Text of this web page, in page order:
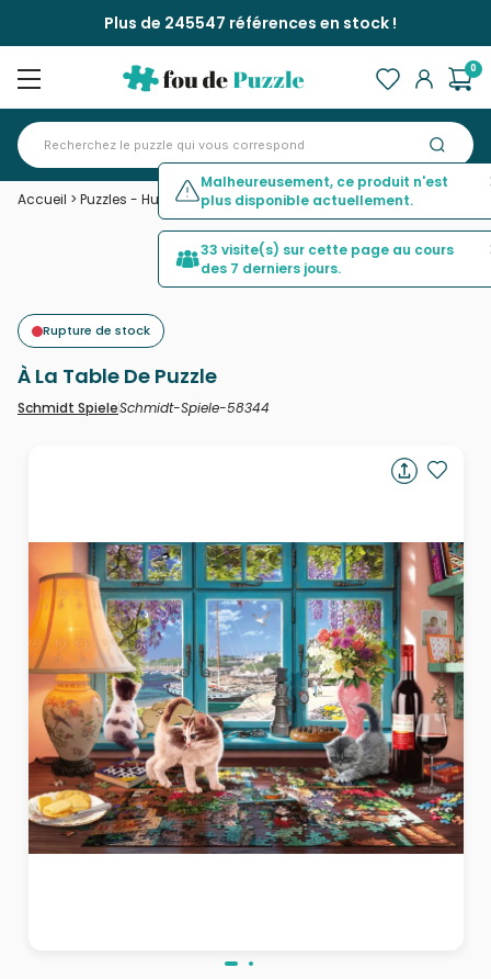
Plus de 245547 références en stock !
0
Accueil > Puzzles - Humour et Satire >À La Table De Puzzle
Rupture de stock
À La Table De Puzzle
Schmidt SpieleSchmidt-Spiele-58344
Malheureusement, ce produit n'est
plus disponible actuellement.
33 visite(s) sur cette page au cours
des 7 derniers jours.